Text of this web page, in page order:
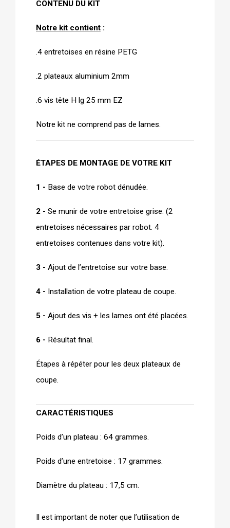
CONTENU DU KIT
Notre kit contient :
.4 entretoises en résine PETG
.2 plateaux aluminium 2mm
.6 vis tête H lg 25 mm EZ
Notre kit ne comprend pas de lames.
ÉTAPES DE MONTAGE DE VOTRE KIT
1 - Base de votre robot dénudée.
2 - Se munir de votre entretoise grise. (2
entretoises nécessaires par robot. 4
entretoises contenues dans votre kit).
3 - Ajout de l’entretoise sur votre base.
4 - Installation de votre plateau de coupe.
5 - Ajout des vis + les lames ont été placées.
6 - Résultat final.
Étapes à répéter pour les deux plateaux de
coupe.
CARACTÉRISTIQUES
Poids d’un plateau : 64 grammes.
Poids d’une entretoise : 17 grammes.
Diamètre du plateau : 17,5 cm.
Il est important de noter que l’utilisation de